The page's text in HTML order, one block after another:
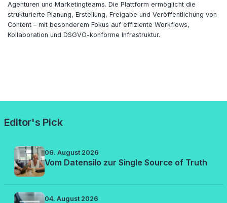
Agenturen und Marketingteams. Die Plattform ermöglicht die
strukturierte Planung, Erstellung, Freigabe und Veröffentlichung von
Content – mit besonderem Fokus auf effiziente Workflows,
Kollaboration und DSGVO-konforme Infrastruktur.
Editor's Pick
06. August 2026
Vom Datensilo zur Single Source of Truth
04. August 2026